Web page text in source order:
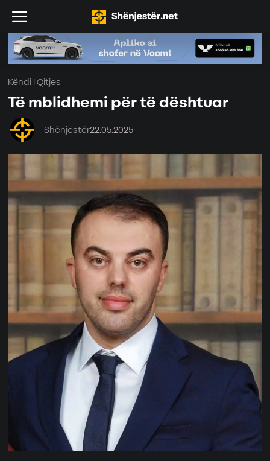
Këndi I Qitjes
Të mblidhemi për të dështuar
Shënjestër22.05.2025